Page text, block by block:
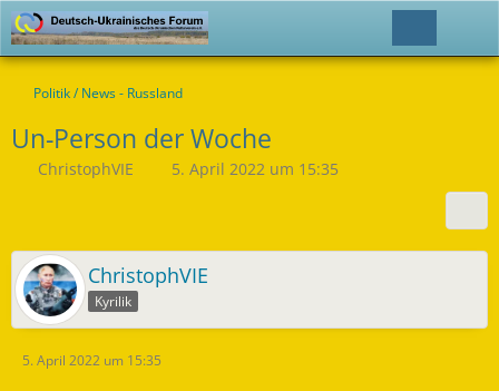
Politik / News - Russland
Un-Person der Woche
ChristophVIE 5. April 2022 um 15:35
ChristophVIE
Kyrilik
5. April 2022 um 15:35